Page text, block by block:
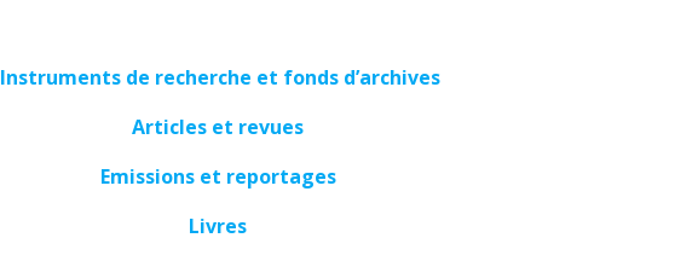
Instruments de recherche et fonds d’archives
Articles et revues
Emissions et reportages
Livres